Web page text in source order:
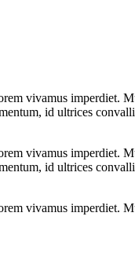
vivamus imperdiet.
id ultrices
vivamus imperdiet.
id ultrices
vivamus imperdiet.